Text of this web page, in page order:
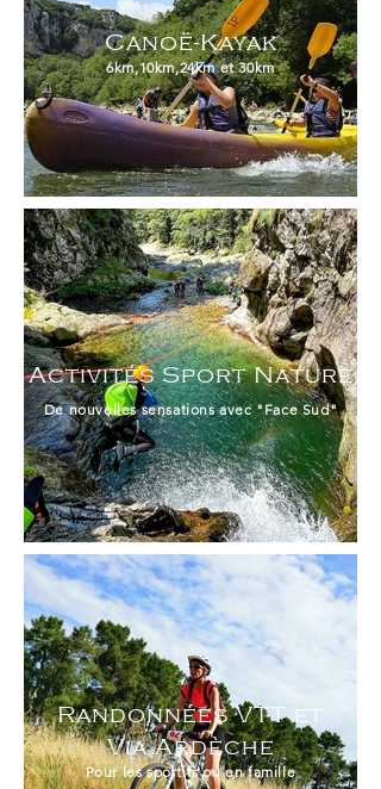
Canoë-Kayak
6km,10km,24km et 30km
Randonnées VTT et
Via Ardèche
Pour les sportifs ou en famille
Activités Sport Nature
De nouvelles sensations avec "Face Sud"